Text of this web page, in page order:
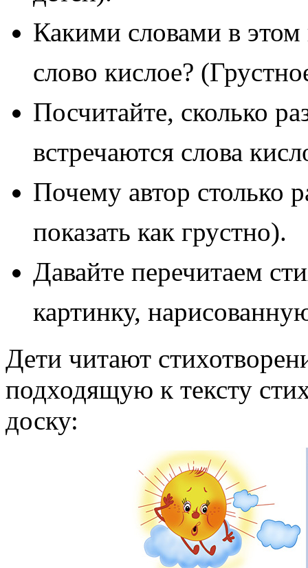
Какими словами в
слово кислое?
Посчитайте, сколько
встречаются слова
Почему автор столько
показать как грустно).
Давайте перечитаем
картинку,
Дети читают
подходящую к тексту
доску: